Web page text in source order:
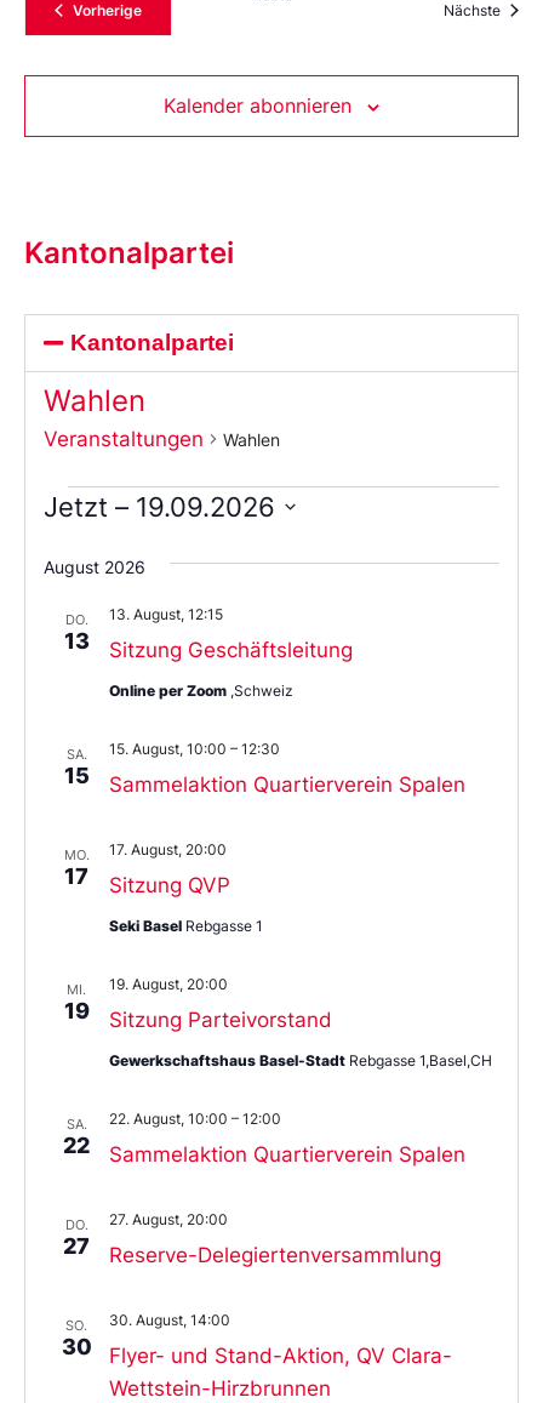
VorherigeVeranstaltungen
Nächste
Kalender abonnieren
Kantonalpartei
Kantonalpartei
Wahlen
Veranstaltungen Wahlen
Jetzt – 19.09.2026
Sie
das
aus.
August 2026
DO.
13 Sitzung Geschäftsleitung
13. August, 12:15
Online per Zoom ,Schweiz
SA.
15 Sammelaktion Quartierverein Spalen
15. August, 10:00 – 12:30
MO.
17 Sitzung QVP
17. August, 20:00
Seki Basel Rebgasse 1
MI.
19 Sitzung Parteivorstand
19. August, 20:00
Gewerkschaftshaus Basel-Stadt Rebgasse 1,Basel,CH
SA.
22 Sammelaktion Quartierverein Spalen
22. August, 10:00 – 12:00
DO.
27 Reserve-Delegiertenversammlung
27. August, 20:00
SO.
30
Flyer- und Stand-Aktion, QV Clara-
Wettstein-Hirzbrunnen
30. August, 14:00